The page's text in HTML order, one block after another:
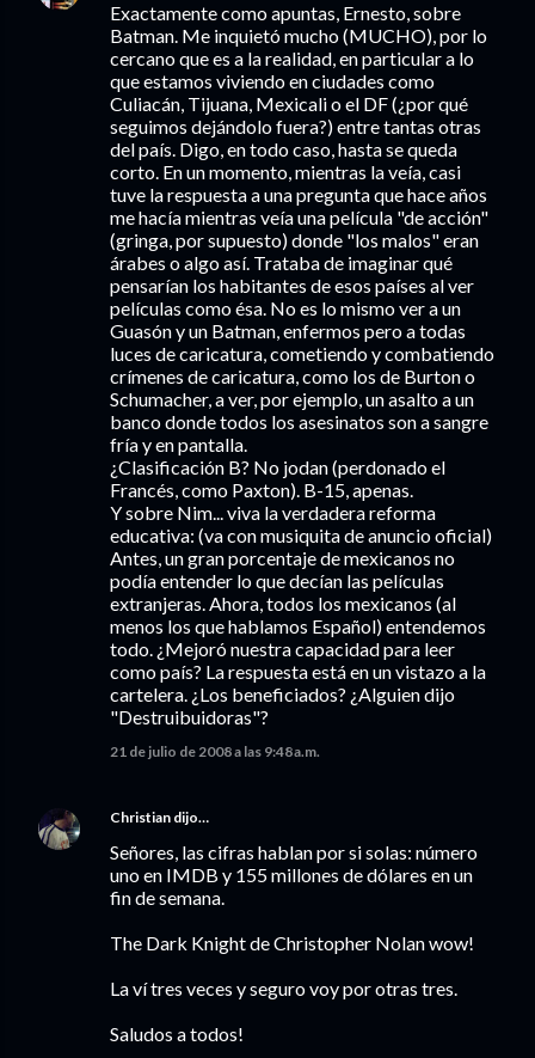
Exactamente como apuntas, Ernesto, sobre
Batman. Me inquietó mucho (MUCHO), por lo
cercano que es a la realidad, en particular a lo
que estamos viviendo en ciudades como
Culiacán, Tijuana, Mexicali o el DF (¿por qué
seguimos dejándolo fuera?) entre tantas otras
del país. Digo, en todo caso, hasta se queda
corto. En un momento, mientras la veía, casi
tuve la respuesta a una pregunta que hace años
me hacía mientras veía una película "de acción"
(gringa, por supuesto) donde "los malos" eran
árabes o algo así. Trataba de imaginar qué
pensarían los habitantes de esos países al ver
películas como ésa. No es lo mismo ver a un
Guasón y un Batman, enfermos pero a todas
luces de caricatura, cometiendo y combatiendo
crímenes de caricatura, como los de Burton o
Schumacher, a ver, por ejemplo, un asalto a un
banco donde todos los asesinatos son a sangre
fría y en pantalla.
¿Clasificación B? No jodan (perdonado el
Francés, como Paxton). B-15, apenas.
Y sobre Nim... viva la verdadera reforma
educativa: (va con musiquita de anuncio oficial)
Antes, un gran porcentaje de mexicanos no
podía entender lo que decían las películas
extranjeras. Ahora, todos los mexicanos (al
menos los que hablamos Español) entendemos
todo. ¿Mejoró nuestra capacidad para leer
como país? La respuesta está en un vistazo a la
cartelera. ¿Los beneficiados? ¿Alguien dijo
"Destruibuidoras"?
21 de julio de 2008 a las 9:48 a.m.
Christian dijo…
Señores, las cifras hablan por si solas: número
uno en IMDB y 155 millones de dólares en un
fin de semana.
The Dark Knight de Christopher Nolan wow!
La ví tres veces y seguro voy por otras tres.
Saludos a todos!